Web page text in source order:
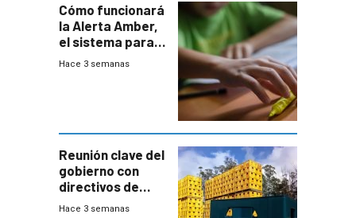
Cómo funcionará
la Alerta Amber,
el sistema para
la búsqueda
Hace 3 semanas
Reunión clave del
gobierno con
directivos de
Fábricas
Hace 3 semanas